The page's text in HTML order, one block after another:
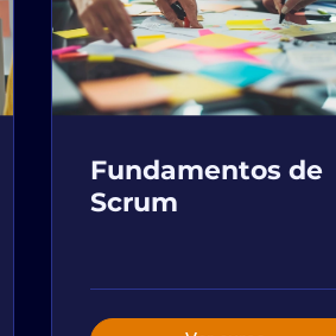
Fundamentos de
Scrum